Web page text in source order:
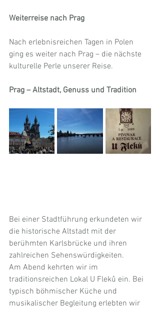
Weiterreise nach Prag
Nach erlebnisreichen Tagen in Polen
ging es weiter nach Prag – die nächste
kulturelle Perle unserer Reise.
Prag – Altstadt, Genuss und Tradition
Bei einer Stadtführung erkundeten wir
die historische Altstadt mit der
berühmten Karlsbrücke und ihren
zahlreichen Sehenswürdigkeiten.
Am Abend kehrten wir im
traditionsreichen Lokal U Fleků ein. Bei
typisch böhmischer Küche und
musikalischer Begleitung erlebten wir